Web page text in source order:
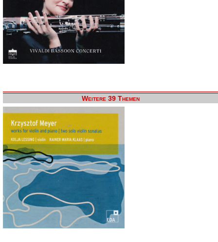
Weitere 39 Themen